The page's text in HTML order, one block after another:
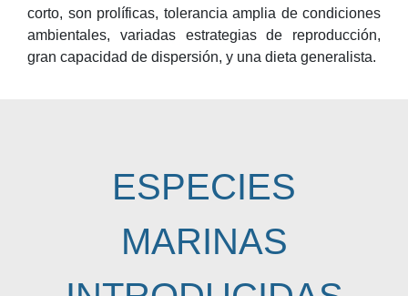
corto, son prolíficas, tolerancia amplia de condiciones
ambientales, variadas estrategias de reproducción,
gran capacidad de dispersión, y una dieta generalista.
ESPECIES
MARINAS